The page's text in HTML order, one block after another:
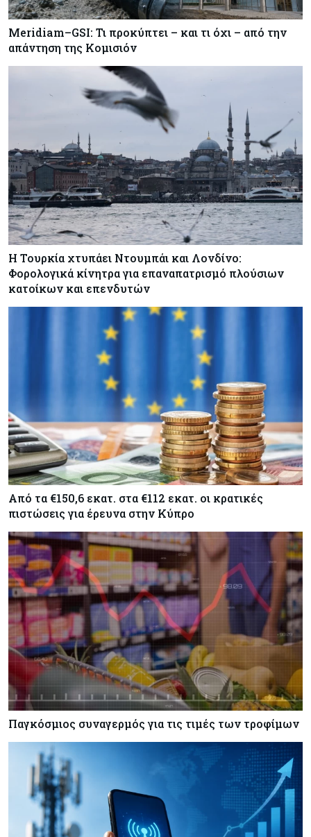
Εμπορεύματα 07-08-2026
Goldman Sachs: Το Brent θα κυμανθεί στα $80-
90/βαρέλι μέχρι να υπάρξουν εξελίξεις στη
Μέση Ανατολή
07-08-2026
Σαουδική Αραβία, Πακιστάν και Τουρκία
υπογράφουν συμφωνία για αμοιβαία άμυνα
Meridiam–GSI: Τι προκύπτει – και τι όχι – από την
απάντηση της Κομισιόν
Η Τουρκία χτυπάει Ντουμπάι και Λονδίνο:
Φορολογικά κίνητρα για επαναπατρισμό πλούσιων
κατοίκων και επενδυτών
Από τα €150,6 εκατ. στα €112 εκατ. οι κρατικές
πιστώσεις για έρευνα στην Κύπρο
Παγκόσμιος συναγερμός για τις τιμές των τροφίμων